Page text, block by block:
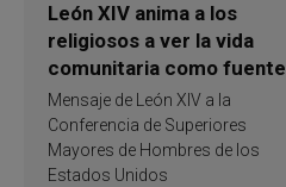
León XIV anima a los
religiosos a ver la vida
comunitaria como fuente
de inspiración y
santificación
Mensaje de León XIV a la
Conferencia de Superiores
Mayores de Hombres de los
Estados Unidos